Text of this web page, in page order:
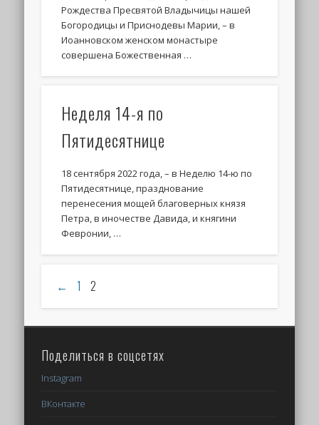
Рождества Пресвятой Владычицы нашей
Богородицы и Приснодевы Марии, – в
Иоанновском женском монастыре
совершена Божественная …
Неделя 14-я по
Пятидесятнице
18 сентября 2022 года, – в Неделю 14-ю по
Пятидесятнице, празднование
перенесения мощей благоверных князя
Петра, в иночестве Давида, и княгини
Февронии, …
← 1 2
Поделиться в соцсетях
Instagram
ВКонтакте